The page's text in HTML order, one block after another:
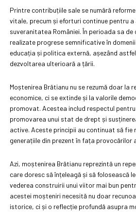
Printre contribuțiile sale se numără
vitale, precum și eforturi continue pentru a
suveranitatea României. În perioada sa de
realizate progrese semnificative în
educația și politica externă, așezând
dezvoltarea ulterioară a țării.
Moștenirea Brătianu nu se rezumă doar la
economice, ci se extinde și la valorile
promovat. Acestea includ respectul
promovarea unui stat de drept și
active. Aceste principii au continuat să fie
generațiile din prezent în fața provocărilor
Azi, moștenirea Brătianu reprezintă un
care doresc să înțeleagă și să folosească
vederea construirii unui viitor mai bun
acestei moșteniri necesită nu doar
istorice, ci și o reflecție profundă asupra